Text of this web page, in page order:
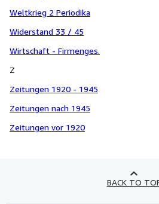
Weltkrieg 2 Periodika
Widerstand 33 / 45
Wirtschaft - Firmenges.
Z
Zeitungen 1920 - 1945
Zeitungen nach 1945
Zeitungen vor 1920
BACK TO